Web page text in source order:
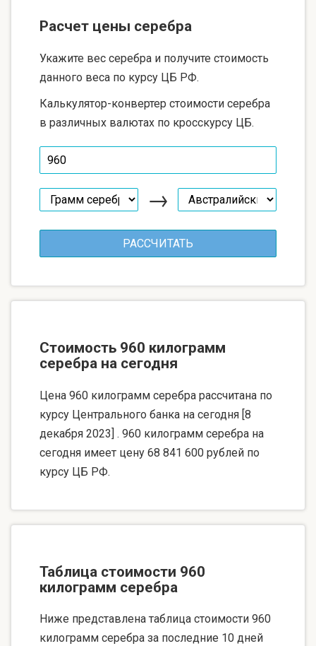
Расчет цены серебра
Укажите вес серебра и получите стоимость
данного веса по курсу ЦБ РФ.
Калькулятор-конвертер стоимости серебра
в различных валютах по кросскурсу ЦБ.
→
Стоимость 960 килограмм
серебра на сегодня
Цена 960 килограмм серебра рассчитана по
курсу Центрального банка на сегодня [8
декабря 2023] . 960 килограмм серебра на
сегодня имеет цену 68 841 600 рублей по
курсу ЦБ РФ.
Таблица стоимости 960
килограмм серебра
Ниже представлена таблица стоимости 960
килограмм серебра за последние 10 дней